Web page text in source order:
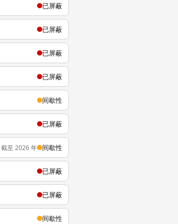
已屏蔽
已屏蔽
已屏蔽
已屏蔽
间歇性
已屏蔽
截至 2026 年 间歇性
已屏蔽
已屏蔽
间歇性